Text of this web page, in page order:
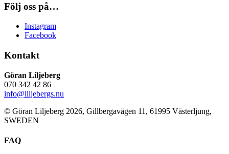
Följ oss på…
Instagram
Facebook
Kontakt
Göran Liljeberg
070 342 42 86
info@liljebergs.nu
© Göran Liljeberg 2026, Gillbergavägen 11, 61995 Västerljung,
SWEDEN
FAQ